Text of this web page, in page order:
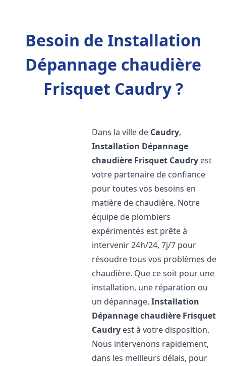
Besoin de Installation
Dépannage chaudière
Frisquet Caudry ?
Dans la ville de Caudry,
Installation Dépannage
chaudière Frisquet Caudry est
votre partenaire de confiance
pour toutes vos besoins en
matière de chaudière. Notre
équipe de plombiers
expérimentés est prête à
intervenir 24h/24, 7j/7 pour
résoudre tous vos problèmes de
chaudière. Que ce soit pour une
installation, une réparation ou
un dépannage,Installation
Dépannage chaudière Frisquet
Caudry est à votre disposition.
Nous intervenons rapidement,
dans les meilleurs délais, pour